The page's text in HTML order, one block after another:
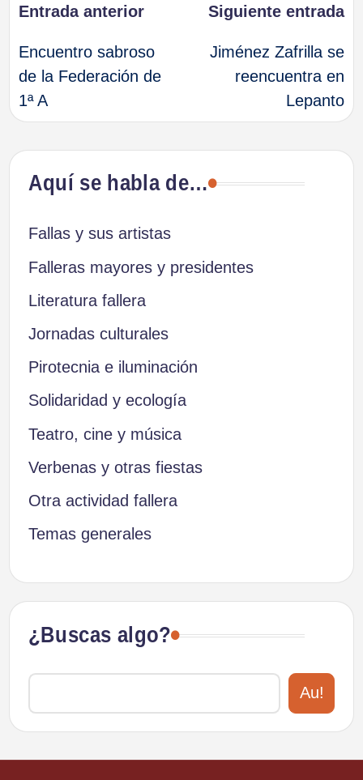
Navegación
de
entradas
Entrada anterior
Encuentro sabroso
de la Federación de
1ª A
Siguiente entrada
Jiménez Zafrilla se
reencuentra en
Lepanto
Aquí se habla de…
Fallas y sus artistas
Falleras mayores y presidentes
Literatura fallera
Jornadas culturales
Pirotecnia e iluminación
Solidaridad y ecología
Teatro, cine y música
Verbenas y otras fiestas
Otra actividad fallera
Temas generales
¿Buscas algo?
Au!